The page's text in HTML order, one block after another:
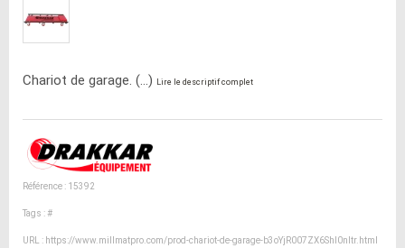
Chariot de garage. (...) Lire le descriptif complet
Référence : 15392
Tags :#
URL : https://www.millmatpro.com/prod-chariot-de-garage-b3oYjR007ZX6ShI0nItr.html